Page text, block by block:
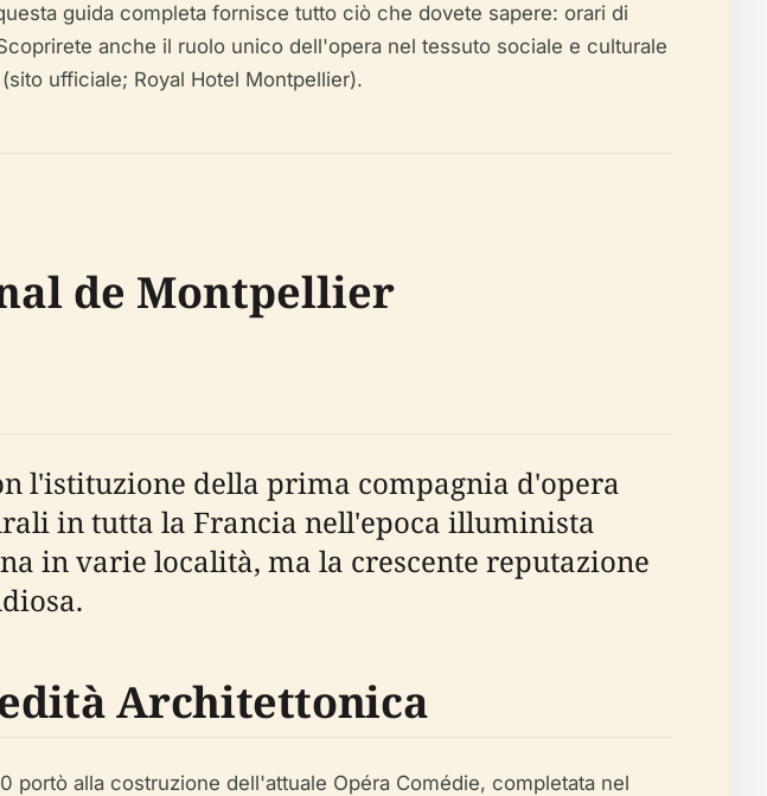
guida completa fornisce tutto ciò che dovete sapere: orari di
anche il ruolo unico dell'opera nel tessuto sociale e culturale
ufficiale; Royal Hotel Montpellier).
de Montpellier
l'istituzione della prima compagnia d'opera
in tutta la Francia nell'epoca illuminista
in varie località, ma la crescente reputazione
Architettonica
alla costruzione dell'attuale Opéra Comédie, completata nel